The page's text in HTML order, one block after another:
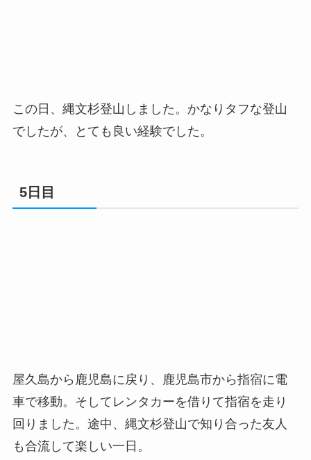
この日、縄文杉登山しました。かなりタフな登山
でしたが、とても良い経験でした。
5日目
屋久島から鹿児島に戻り、鹿児島市から指宿に電
車で移動。そしてレンタカーを借りて指宿を走り
回りました。途中、縄文杉登山で知り合った友人
も合流して楽しい一日。